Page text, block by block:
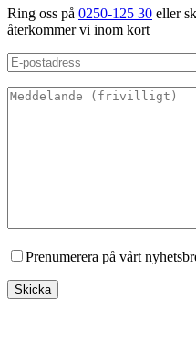
Ring oss på 0250-125 30 eller
återkommer vi inom kort
Prenumerera på vårt